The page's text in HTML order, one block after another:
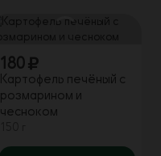
180
Картофель печёный с
розмарином и
чесноком